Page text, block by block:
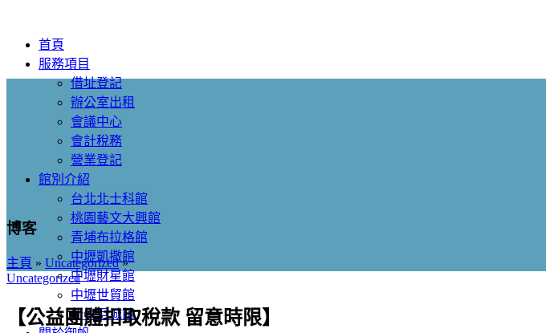
首頁
服務項目
借址登記
辦公室出租
會議中心
會計稅務
營業登記
館別介紹
台北北士科館
桃園藝文大興館
青埔布拉格館
中壢凱撒館
中壢財星館
中壢世貿館
新竹巨城館
博客
主頁 » Uncategorized»
Uncategorized
【公益團體扣取稅款 留意時限】